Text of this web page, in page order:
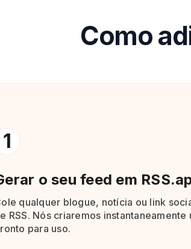
Como
1
o seu feed em
qualquer blogue, notícia ou link
RSS. Nós criaremos instantaneamente
para uso.